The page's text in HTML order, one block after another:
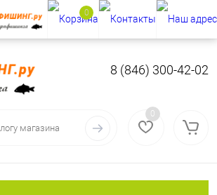
8 (846) 300-42-02
0
0